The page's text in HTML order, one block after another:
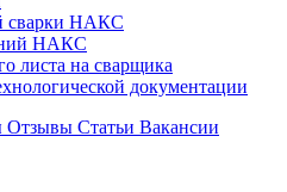
сварки НАКС
НАКС
листа на сварщика
документации
Отзывы Статьи Вакансии